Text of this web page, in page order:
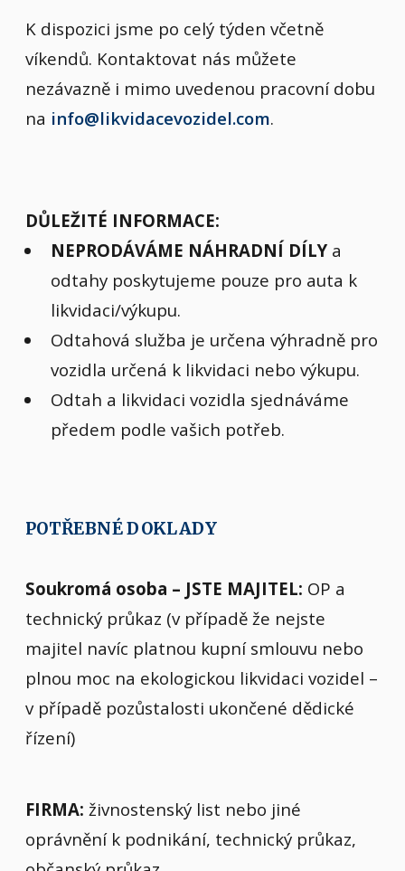
K dispozici jsme po celý týden včetně
víkendů. Kontaktovat nás můžete
nezávazně i mimo uvedenou pracovní dobu
na info@likvidacevozidel.com.
DŮLEŽITÉ INFORMACE:
NEPRODÁVÁME NÁHRADNÍ DÍLYa
odtahy poskytujeme pouze pro auta k
likvidaci/výkupu.
Odtahová služba je určena výhradně pro
vozidla určená k likvidaci nebo výkupu.
Odtah a likvidaci vozidla sjednáváme
předem podle vašich potřeb.
POTŘEBNÉ DOKLADY
Soukromá osoba – JSTE MAJITEL: OP a
technický průkaz (v případě že nejste
majitel navíc platnou kupní smlouvu nebo
plnou moc na ekologickou likvidaci vozidel –
v případě pozůstalosti ukončené dědické
řízení)
FIRMA: živnostenský list nebo jiné
oprávnění k podnikání, technický průkaz,